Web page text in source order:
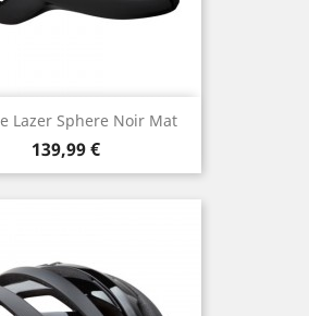
Lazer Sphere Noir Mat
Prix
139,99 €